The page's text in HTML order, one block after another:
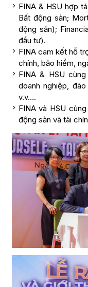
FINA & HSU hợp
Bất động sản;
động sản);
đầu tư).
FINA cam kết hỗ
chính, bảo hiểm,
FINA & HSU
doanh nghiệp,
v.v….
FINA và HSU
động sản và tài